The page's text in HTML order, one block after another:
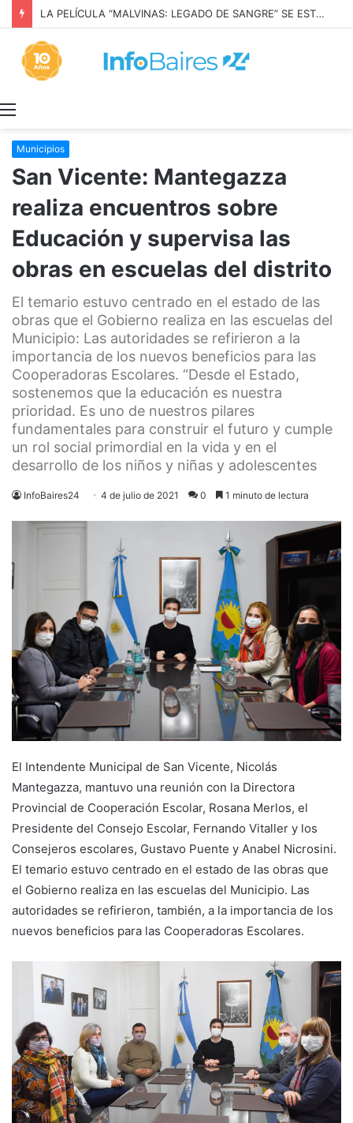
LA PELÍCULA “MALVINAS: LEGADO DE SANGRE” SE ESTRENARÁ EN PRIME VIDEO
Municipios
San Vicente: Mantegazza
realiza encuentros sobre
Educación y supervisa las
obras en escuelas del distrito
El temario estuvo centrado en el estado de las
obras que el Gobierno realiza en las escuelas del
Municipio: Las autoridades se refirieron a la
importancia de los nuevos beneficios para las
Cooperadoras Escolares. “Desde el Estado,
sostenemos que la educación es nuestra
prioridad. Es uno de nuestros pilares
fundamentales para construir el futuro y cumple
un rol social primordial en la vida y en el
desarrollo de los niños y niñas y adolescentes
InfoBaires24 4 de julio de 2021 0 1 minuto de lectura
El Intendente Municipal de San Vicente, Nicolás
Mantegazza, mantuvo una reunión con la Directora
Provincial de Cooperación Escolar, Rosana Merlos, el
Presidente del Consejo Escolar, Fernando Vitaller y los
Consejeros escolares, Gustavo Puente y Anabel Nicrosini.
El temario estuvo centrado en el estado de las obras que
el Gobierno realiza en las escuelas del Municipio. Las
autoridades se refirieron, también, a la importancia de los
nuevos beneficios para las Cooperadoras Escolares.